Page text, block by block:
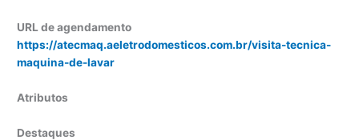
URL de agendamento
https://atecmaq.aeletrodomesticos.com.br/visita-tecnica-
maquina-de-lavar
Atributos
Destaques